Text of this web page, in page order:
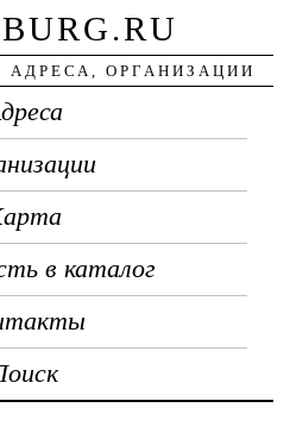
ОРГАНИЗАЦИИ
в каталог